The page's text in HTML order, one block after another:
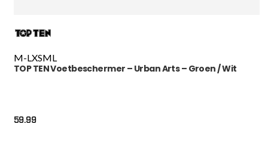
M-L XSML
TOP TEN Voetbeschermer – Urban Arts – Groen / Wit
59.99